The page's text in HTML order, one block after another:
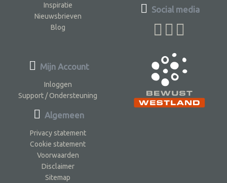
Inspiratie
Nieuwsbrieven
Blog
Social media
Mijn Account
Inloggen
Support / Ondersteuning
Algemeen
Privacy statement
Cookie statement
Voorwaarden
Disclaimer
Sitemap